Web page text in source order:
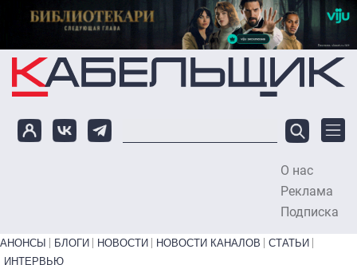
Перейти к основному содержанию
О нас
Реклама
Подписка
Primary links bottom
АНОНСЫ БЛОГИ НОВОСТИ НОВОСТИ КАНАЛОВ
СТАТЬИ
ИНТЕРВЬЮ